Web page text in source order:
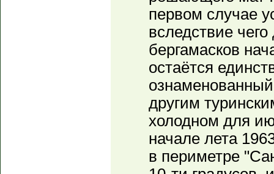
первом случае
вследствие
бергамасков
остаётся
другим
холодном для
начале лета
в периметре